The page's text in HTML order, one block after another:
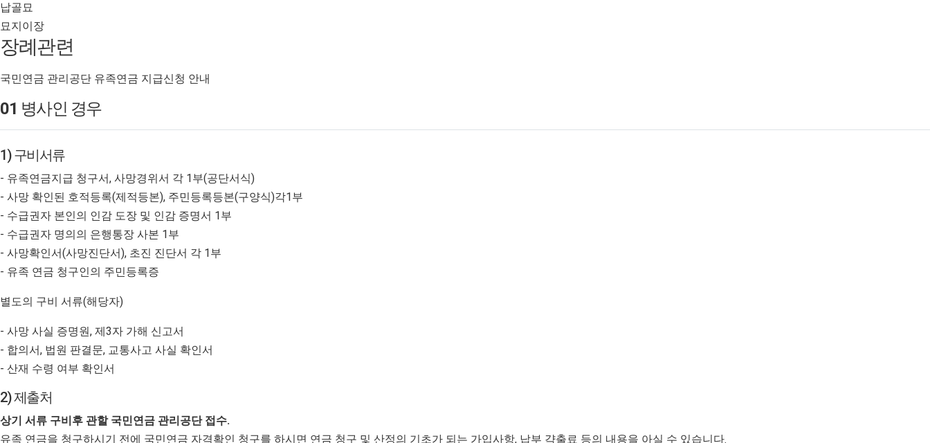
납골묘
묘지이장
장례관련
국민연금 관리공단 유족연금 지급신청 안내
01 병사인 경우
1) 구비서류
- 유족연금지급 청구서, 사망경위서 각 1부(공단서식)
- 사망 확인된 호적등록(제적등본), 주민등록등본(구양식)각1부
- 수급권자 본인의 인감 도장 및 인감 증명서 1부
- 수급권자 명의의 은행통장 사본 1부
- 사망확인서(사망진단서), 초진 진단서 각 1부
- 유족 연금 청구인의 주민등록증
별도의 구비 서류(해당자)
- 사망 사실 증명원, 제3자 가해 신고서
- 합의서, 법원 판결문, 교통사고 사실 확인서
- 산재 수령 여부 확인서
2) 제출처
상기 서류 구비후 관할 국민연금 관리공단 접수.
유족 연금을 청구하시기 전에 국민연금 자격확인 청구를 하시면 연금 청구 및 산정의 기초가 되는 가입사항, 납부 갹출료 등의 내용을 아실 수 있습니다.